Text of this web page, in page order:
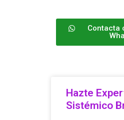
Contacta
Hazte
Sistémico